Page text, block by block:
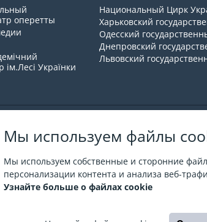
Мы используем файлы
Мы используем собственные и сторонние
персонализации контента и анализа веб-
Узнайте больше о файлах cookie
оперетты
Українки
Национальный Цирк
Харьковский
Одесский
Днепровский
Львовский
О ESPORT
На ESPORT.in.ua представлена
других городов Украины. Все билеты
официально. Мы работаем